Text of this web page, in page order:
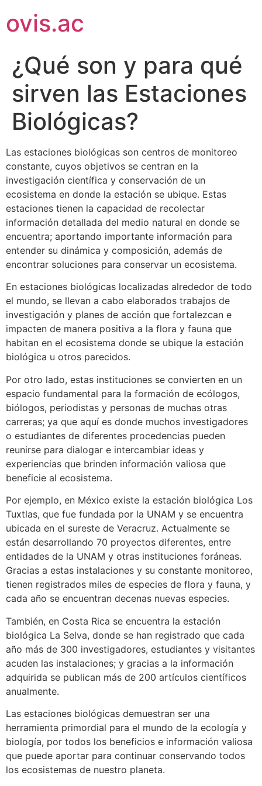
ovis.ac
¿Qué son y para qué
sirven las Estaciones
Biológicas?
Las estaciones biológicas son centros de monitoreo
constante, cuyos objetivos se centran en la
investigación científica y conservación de un
ecosistema en donde la estación se ubique. Estas
estaciones tienen la capacidad de recolectar
información detallada del medio natural en donde se
encuentra; aportando importante información para
entender su dinámica y composición, además de
encontrar soluciones para conservar un ecosistema.
En estaciones biológicas localizadas alrededor de todo
el mundo, se llevan a cabo elaborados trabajos de
investigación y planes de acción que fortalezcan e
impacten de manera positiva a la flora y fauna que
habitan en el ecosistema donde se ubique la estación
biológica u otros parecidos.
Por otro lado, estas instituciones se convierten en un
espacio fundamental para la formación de ecólogos,
biólogos, periodistas y personas de muchas otras
carreras; ya que aquí es donde muchos investigadores
o estudiantes de diferentes procedencias pueden
reunirse para dialogar e intercambiar ideas y
experiencias que brinden información valiosa que
beneficie al ecosistema.
Por ejemplo, en México existe la estación biológica Los
Tuxtlas, que fue fundada por la UNAM y se encuentra
ubicada en el sureste de Veracruz. Actualmente se
están desarrollando 70 proyectos diferentes, entre
entidades de la UNAM y otras instituciones foráneas.
Gracias a estas instalaciones y su constante monitoreo,
tienen registrados miles de especies de flora y fauna, y
cada año se encuentran decenas nuevas especies.
También, en Costa Rica se encuentra la estación
biológica La Selva, donde se han registrado que cada
año más de 300 investigadores, estudiantes y visitantes
acuden las instalaciones; y gracias a la información
adquirida se publican más de 200 artículos científicos
anualmente.
Las estaciones biológicas demuestran ser una
herramienta primordial para el mundo de la ecología y
biología, por todos los beneficios e información valiosa
que puede aportar para continuar conservando todos
los ecosistemas de nuestro planeta.